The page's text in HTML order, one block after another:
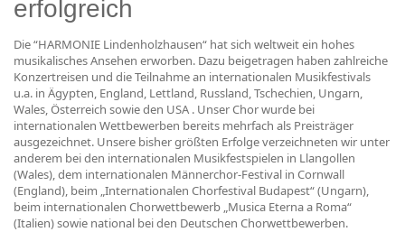
erfolgreich
Die “HARMONIE Lindenholzhausen“ hat sich weltweit ein hohes
musikalisches Ansehen erworben. Dazu beigetragen haben zahlreiche
Konzertreisen und die Teilnahme an internationalen Musikfestivals
u.a. in Ägypten, England, Lettland, Russland, Tschechien, Ungarn,
Wales, Österreich sowie den USA . Unser Chor wurde bei
internationalen Wettbewerben bereits mehrfach als Preisträger
ausgezeichnet. Unsere bisher größten Erfolge verzeichneten wir unter
anderem bei den internationalen Musikfestspielen in Llangollen
(Wales), dem internationalen Männerchor-Festival in Cornwall
(England), beim „Internationalen Chorfestival Budapest“ (Ungarn),
beim internationalen Chorwettbewerb „Musica Eterna a Roma“
(Italien) sowie national bei den Deutschen Chorwettbewerben.